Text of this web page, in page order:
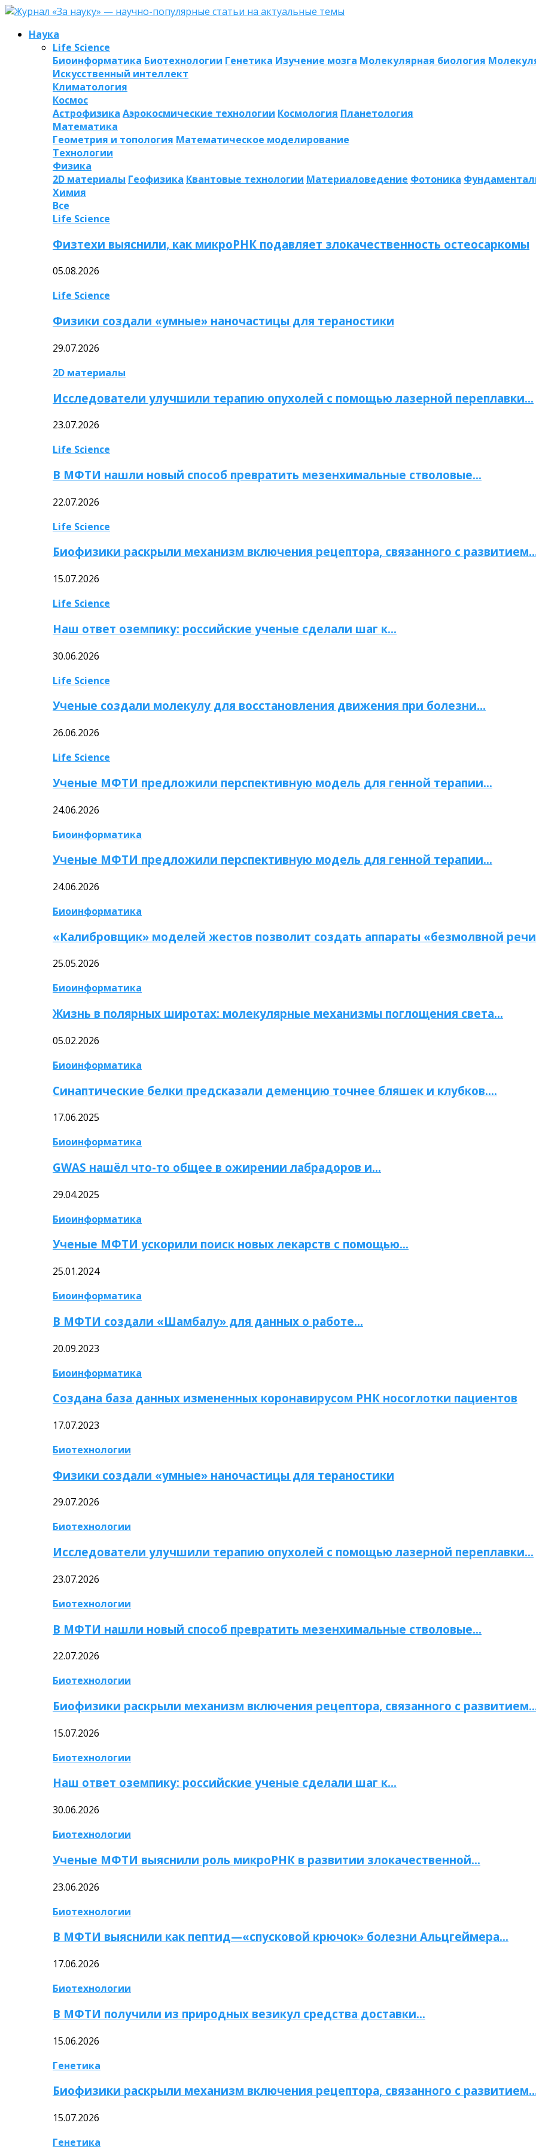
Наука
Life Science
Биоинформатика Биотехнологии Генетика Изучение мозга Молекулярная биология
Искусственный интеллект
Климатология
Космос
Астрофизика Аэрокосмические технологии Космология Планетология
Математика
Геометрия и топология Математическое моделирование
Технологии
Физика
2D материалы Геофизика Квантовые технологии Материаловедение Фотоника
Химия
Все
Life Science
Физтехи выяснили, как микроРНК подавляет злокачественность остеосаркомы
05.08.2026
Life Science
Физики создали «умные» наночастицы для тераностики
29.07.2026
2D материалы
Исследователи улучшили терапию опухолей с помощью лазерной переплавки…
23.07.2026
Life Science
В МФТИ нашли новый способ превратить мезенхимальные стволовые…
22.07.2026
Life Science
Биофизики раскрыли механизм включения рецептора, связанного с
15.07.2026
Life Science
Наш ответ оземпику: российские ученые сделали шаг к…
30.06.2026
Life Science
Ученые создали молекулу для восстановления движения при болезни…
26.06.2026
Life Science
Ученые МФТИ предложили перспективную модель для генной терапии…
24.06.2026
Биоинформатика
Ученые МФТИ предложили перспективную модель для генной терапии…
24.06.2026
Биоинформатика
«Калибровщик» моделей жестов позволит создать аппараты «безмолвной
25.05.2026
Биоинформатика
Жизнь в полярных широтах: молекулярные механизмы поглощения света…
05.02.2026
Биоинформатика
Синаптические белки предсказали деменцию точнее бляшек и клубков….
17.06.2025
Биоинформатика
GWAS нашёл что-то общее в ожирении лабрадоров и…
29.04.2025
Биоинформатика
Ученые МФТИ ускорили поиск новых лекарств с помощью…
25.01.2024
Биоинформатика
В МФТИ создали «Шамбалу» для данных о работе…
20.09.2023
Биоинформатика
Создана база данных измененных коронавирусом РНК носоглотки пациентов
17.07.2023
Биотехнологии
Физики создали «умные» наночастицы для тераностики
29.07.2026
Биотехнологии
Исследователи улучшили терапию опухолей с помощью лазерной переплавки…
23.07.2026
Биотехнологии
В МФТИ нашли новый способ превратить мезенхимальные стволовые…
22.07.2026
Биотехнологии
Биофизики раскрыли механизм включения рецептора, связанного с
15.07.2026
Биотехнологии
Наш ответ оземпику: российские ученые сделали шаг к…
30.06.2026
Биотехнологии
Ученые МФТИ выяснили роль микроРНК в развитии злокачественной…
23.06.2026
Биотехнологии
В МФТИ выяснили как пептид—«спусковой крючок» болезни Альцгеймера…
17.06.2026
Биотехнологии
В МФТИ получили из природных везикул средства доставки…
15.06.2026
Генетика
Биофизики раскрыли механизм включения рецептора, связанного с
15.07.2026
Генетика